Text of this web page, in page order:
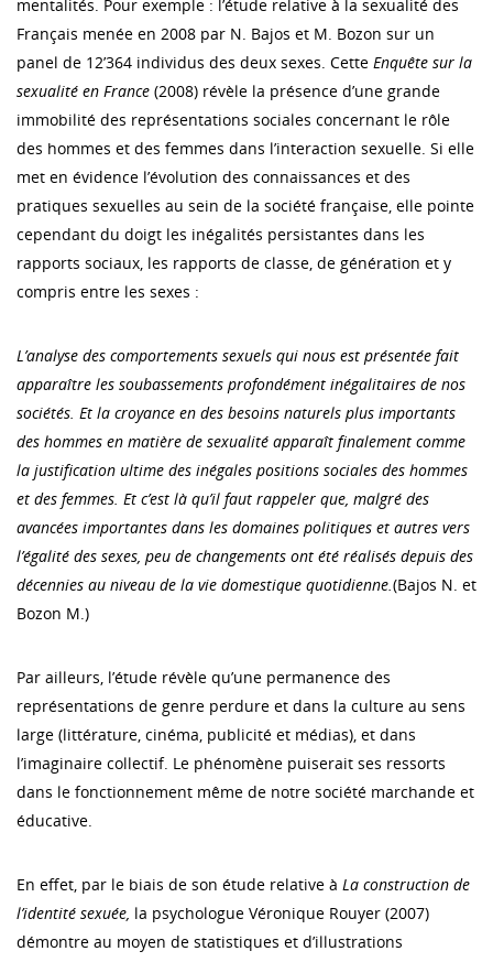
mentalités. Pour exemple : l’étude relative à la sexualité des
Français menée en 2008 par N. Bajos et M. Bozon sur un
panel de 12’364 individus des deux sexes. Cette Enquête sur la
sexualité en France (2008) révèle la présence d’une grande
immobilité des représentations sociales concernant le rôle
des hommes et des femmes dans l’interaction sexuelle. Si elle
met en évidence l’évolution des connaissances et des
pratiques sexuelles au sein de la société française, elle pointe
cependant du doigt les inégalités persistantes dans les
rapports sociaux, les rapports de classe, de génération et y
compris entre les sexes :
L’analyse des comportements sexuels qui nous est présentée fait
apparaître les soubassements profondément inégalitaires de nos
sociétés. Et la croyance en des besoins naturels plus importants
des hommes en matière de sexualité apparaît finalement comme
la justification ultime des inégales positions sociales des hommes
et des femmes. Et c’est là qu’il faut rappeler que, malgré des
avancées importantes dans les domaines politiques et autres vers
l’égalité des sexes, peu de changements ont été réalisés depuis des
décennies au niveau de la vie domestique quotidienne.(Bajos N. et
Bozon M.)
Par ailleurs, l’étude révèle qu’une permanence des
représentations de genre perdure et dans la culture au sens
large (littérature, cinéma, publicité et médias), et dans
l’imaginaire collectif. Le phénomène puiserait ses ressorts
dans le fonctionnement même de notre société marchande et
éducative.
En effet, par le biais de son étude relative à La construction de
l’identité sexuée, la psychologue Véronique Rouyer (2007)
démontre au moyen de statistiques et d’illustrations